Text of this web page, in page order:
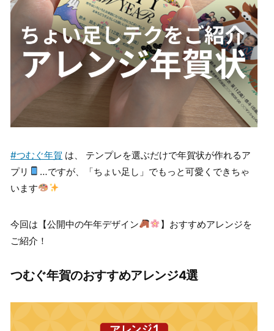
#つむぐ年賀 は、 テンプレを選ぶだけで年賀状が作れるア
プリ
…ですが、「ちょい足し」でもっと可愛くできちゃ
います
今回は【公開中の午年デザイン
】おすすめアレンジを
ご紹介！
つむぐ年賀のおすすめアレンジ4選